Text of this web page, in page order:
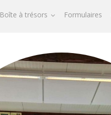
Boîte à trésors Formulaires